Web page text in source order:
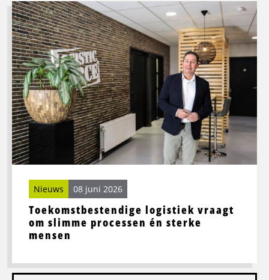
Toekomstbestendige logistiek vraagt
om slimme processen én sterke
mensen
Nieuws 08 juni 2026
Lees
meer
over
Toekomstbestendige
logistiek
vraagt
om
slimme
processen
én
sterke
mensen